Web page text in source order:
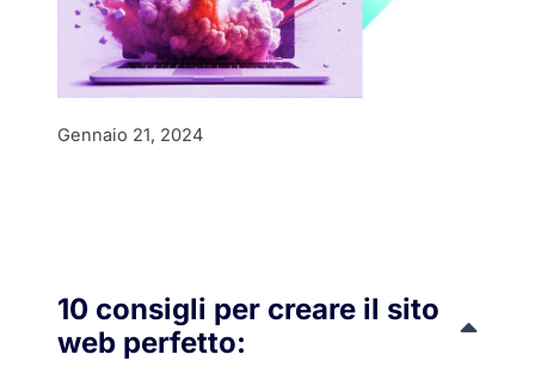
Gennaio 21, 2024
10 consigli per creare il sito
web perfetto: